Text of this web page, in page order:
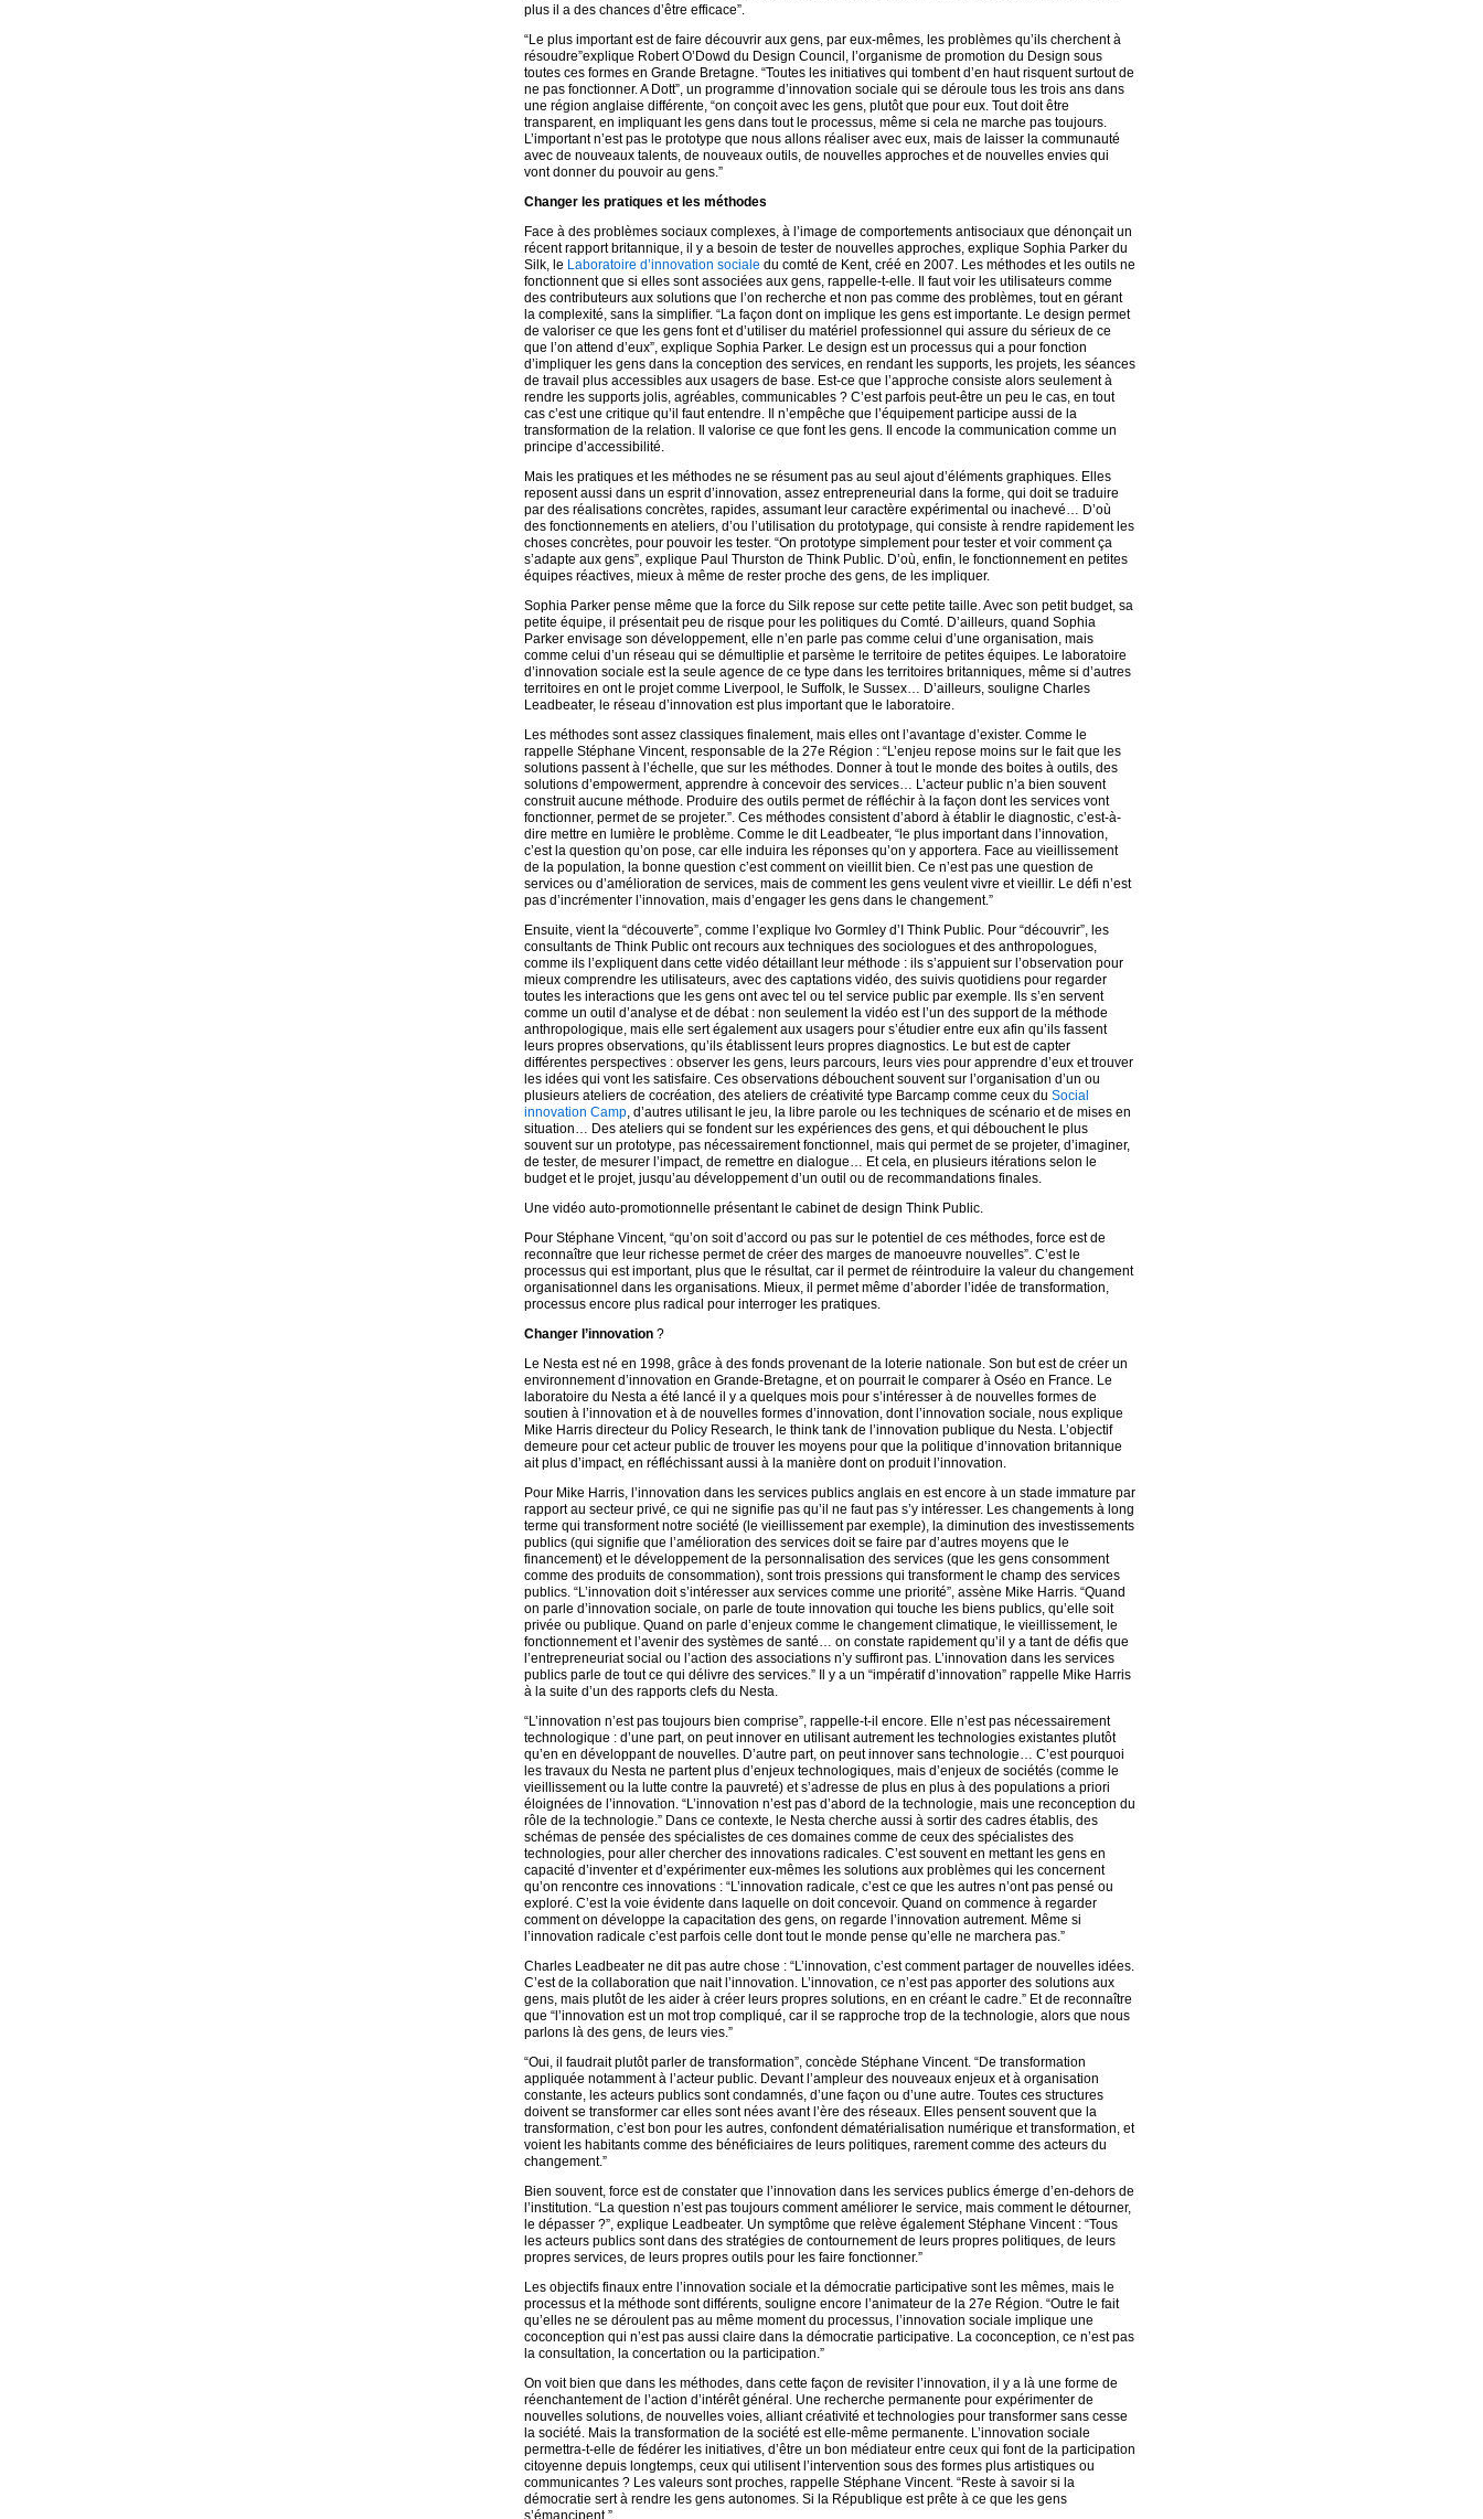
plus il a des chances d’être efficace”.
“Le plus important est de faire découvrir aux gens, par eux-mêmes, les problèmes qu’ils cherchent à
résoudre”explique Robert O’Dowd du Design Council, l’organisme de promotion du Design sous
toutes ces formes en Grande Bretagne. “Toutes les initiatives qui tombent d’en haut risquent surtout de
ne pas fonctionner. A Dott”, un programme d’innovation sociale qui se déroule tous les trois ans dans
une région anglaise différente, “on conçoit avec les gens, plutôt que pour eux. Tout doit être
transparent, en impliquant les gens dans tout le processus, même si cela ne marche pas toujours.
L’important n’est pas le prototype que nous allons réaliser avec eux, mais de laisser la communauté
avec de nouveaux talents, de nouveaux outils, de nouvelles approches et de nouvelles envies qui
vont donner du pouvoir au gens.”
Changer les pratiques et les méthodes
Face à des problèmes sociaux complexes, à l’image de comportements antisociaux que dénonçait un
récent rapport britannique, il y a besoin de tester de nouvelles approches, explique Sophia Parker du
Silk, le Laboratoire d’innovation sociale du comté de Kent, créé en 2007. Les méthodes et les outils ne
fonctionnent que si elles sont associées aux gens, rappelle-t-elle. Il faut voir les utilisateurs comme
des contributeurs aux solutions que l’on recherche et non pas comme des problèmes, tout en gérant
la complexité, sans la simplifier. “La façon dont on implique les gens est importante. Le design permet
de valoriser ce que les gens font et d’utiliser du matériel professionnel qui assure du sérieux de ce
que l’on attend d’eux”, explique Sophia Parker. Le design est un processus qui a pour fonction
d’impliquer les gens dans la conception des services, en rendant les supports, les projets, les séances
de travail plus accessibles aux usagers de base. Est-ce que l’approche consiste alors seulement à
rendre les supports jolis, agréables, communicables ? C’est parfois peut-être un peu le cas, en tout
cas c’est une critique qu’il faut entendre. Il n’empêche que l’équipement participe aussi de la
transformation de la relation. Il valorise ce que font les gens. Il encode la communication comme un
principe d’accessibilité.
Mais les pratiques et les méthodes ne se résument pas au seul ajout d’éléments graphiques. Elles
reposent aussi dans un esprit d’innovation, assez entrepreneurial dans la forme, qui doit se traduire
par des réalisations concrètes, rapides, assumant leur caractère expérimental ou inachevé… D’où
des fonctionnements en ateliers, d’ou l’utilisation du prototypage, qui consiste à rendre rapidement les
choses concrètes, pour pouvoir les tester. “On prototype simplement pour tester et voir comment ça
s’adapte aux gens”, explique Paul Thurston de Think Public. D’où, enfin, le fonctionnement en petites
équipes réactives, mieux à même de rester proche des gens, de les impliquer.
Sophia Parker pense même que la force du Silk repose sur cette petite taille. Avec son petit budget, sa
petite équipe, il présentait peu de risque pour les politiques du Comté. D’ailleurs, quand Sophia
Parker envisage son développement, elle n’en parle pas comme celui d’une organisation, mais
comme celui d’un réseau qui se démultiplie et parsème le territoire de petites équipes. Le laboratoire
d’innovation sociale est la seule agence de ce type dans les territoires britanniques, même si d’autres
territoires en ont le projet comme Liverpool, le Suffolk, le Sussex… D’ailleurs, souligne Charles
Leadbeater, le réseau d’innovation est plus important que le laboratoire.
Les méthodes sont assez classiques finalement, mais elles ont l’avantage d’exister. Comme le
rappelle Stéphane Vincent, responsable de la 27e Région : “L’enjeu repose moins sur le fait que les
solutions passent à l’échelle, que sur les méthodes. Donner à tout le monde des boites à outils, des
solutions d’empowerment, apprendre à concevoir des services… L’acteur public n’a bien souvent
construit aucune méthode. Produire des outils permet de réfléchir à la façon dont les services vont
fonctionner, permet de se projeter.”. Ces méthodes consistent d’abord à établir le diagnostic, c’est-à-
dire mettre en lumière le problème. Comme le dit Leadbeater, “le plus important dans l’innovation,
c’est la question qu’on pose, car elle induira les réponses qu’on y apportera. Face au vieillissement
de la population, la bonne question c’est comment on vieillit bien. Ce n’est pas une question de
services ou d’amélioration de services, mais de comment les gens veulent vivre et vieillir. Le défi n’est
pas d’incrémenter l’innovation, mais d’engager les gens dans le changement.”
Ensuite, vient la “découverte”, comme l’explique Ivo Gormley d’I Think Public. Pour “découvrir”, les
consultants de Think Public ont recours aux techniques des sociologues et des anthropologues,
comme ils l’expliquent dans cette vidéo détaillant leur méthode : ils s’appuient sur l’observation pour
mieux comprendre les utilisateurs, avec des captations vidéo, des suivis quotidiens pour regarder
toutes les interactions que les gens ont avec tel ou tel service public par exemple. Ils s’en servent
comme un outil d’analyse et de débat : non seulement la vidéo est l’un des support de la méthode
anthropologique, mais elle sert également aux usagers pour s’étudier entre eux afin qu’ils fassent
leurs propres observations, qu’ils établissent leurs propres diagnostics. Le but est de capter
différentes perspectives : observer les gens, leurs parcours, leurs vies pour apprendre d’eux et trouver
les idées qui vont les satisfaire. Ces observations débouchent souvent sur l’organisation d’un ou
plusieurs ateliers de cocréation, des ateliers de créativité type Barcamp comme ceux duSocial
innovation Camp, d’autres utilisant le jeu, la libre parole ou les techniques de scénario et de mises en
situation… Des ateliers qui se fondent sur les expériences des gens, et qui débouchent le plus
souvent sur un prototype, pas nécessairement fonctionnel, mais qui permet de se projeter, d’imaginer,
de tester, de mesurer l’impact, de remettre en dialogue… Et cela, en plusieurs itérations selon le
budget et le projet, jusqu’au développement d’un outil ou de recommandations finales.
Une vidéo auto-promotionnelle présentant le cabinet de design Think Public.
Pour Stéphane Vincent, “qu’on soit d’accord ou pas sur le potentiel de ces méthodes, force est de
reconnaître que leur richesse permet de créer des marges de manoeuvre nouvelles”. C’est le
processus qui est important, plus que le résultat, car il permet de réintroduire la valeur du changement
organisationnel dans les organisations. Mieux, il permet même d’aborder l’idée de transformation,
processus encore plus radical pour interroger les pratiques.
Changer l’innovation ?
Le Nesta est né en 1998, grâce à des fonds provenant de la loterie nationale. Son but est de créer un
environnement d’innovation en Grande-Bretagne, et on pourrait le comparer à Oséo en France. Le
laboratoire du Nesta a été lancé il y a quelques mois pour s’intéresser à de nouvelles formes de
soutien à l’innovation et à de nouvelles formes d’innovation, dont l’innovation sociale, nous explique
Mike Harris directeur du Policy Research, le think tank de l’innovation publique du Nesta. L’objectif
demeure pour cet acteur public de trouver les moyens pour que la politique d’innovation britannique
ait plus d’impact, en réfléchissant aussi à la manière dont on produit l’innovation.
Pour Mike Harris, l’innovation dans les services publics anglais en est encore à un stade immature par
rapport au secteur privé, ce qui ne signifie pas qu’il ne faut pas s’y intéresser. Les changements à long
terme qui transforment notre société (le vieillissement par exemple), la diminution des investissements
publics (qui signifie que l’amélioration des services doit se faire par d’autres moyens que le
financement) et le développement de la personnalisation des services (que les gens consomment
comme des produits de consommation), sont trois pressions qui transforment le champ des services
publics. “L’innovation doit s’intéresser aux services comme une priorité”, assène Mike Harris. “Quand
on parle d’innovation sociale, on parle de toute innovation qui touche les biens publics, qu’elle soit
privée ou publique. Quand on parle d’enjeux comme le changement climatique, le vieillissement, le
fonctionnement et l’avenir des systèmes de santé… on constate rapidement qu’il y a tant de défis que
l’entrepreneuriat social ou l’action des associations n’y suffiront pas. L’innovation dans les services
publics parle de tout ce qui délivre des services.” Il y a un “impératif d’innovation” rappelle Mike Harris
à la suite d’un des rapports clefs du Nesta.
“L’innovation n’est pas toujours bien comprise”, rappelle-t-il encore. Elle n’est pas nécessairement
technologique : d’une part, on peut innover en utilisant autrement les technologies existantes plutôt
qu’en en développant de nouvelles. D’autre part, on peut innover sans technologie… C’est pourquoi
les travaux du Nesta ne partent plus d’enjeux technologiques, mais d’enjeux de sociétés (comme le
vieillissement ou la lutte contre la pauvreté) et s’adresse de plus en plus à des populations a priori
éloignées de l’innovation. “L’innovation n’est pas d’abord de la technologie, mais une reconception du
rôle de la technologie.” Dans ce contexte, le Nesta cherche aussi à sortir des cadres établis, des
schémas de pensée des spécialistes de ces domaines comme de ceux des spécialistes des
technologies, pour aller chercher des innovations radicales. C’est souvent en mettant les gens en
capacité d’inventer et d’expérimenter eux-mêmes les solutions aux problèmes qui les concernent
qu’on rencontre ces innovations : “L’innovation radicale, c’est ce que les autres n’ont pas pensé ou
exploré. C’est la voie évidente dans laquelle on doit concevoir. Quand on commence à regarder
comment on développe la capacitation des gens, on regarde l’innovation autrement. Même si
l’innovation radicale c’est parfois celle dont tout le monde pense qu’elle ne marchera pas.”
Charles Leadbeater ne dit pas autre chose : “L’innovation, c’est comment partager de nouvelles idées.
C’est de la collaboration que nait l’innovation. L’innovation, ce n’est pas apporter des solutions aux
gens, mais plutôt de les aider à créer leurs propres solutions, en en créant le cadre.” Et de reconnaître
que “l’innovation est un mot trop compliqué, car il se rapproche trop de la technologie, alors que nous
parlons là des gens, de leurs vies.”
“Oui, il faudrait plutôt parler de transformation”, concède Stéphane Vincent. “De transformation
appliquée notamment à l’acteur public. Devant l’ampleur des nouveaux enjeux et à organisation
constante, les acteurs publics sont condamnés, d’une façon ou d’une autre. Toutes ces structures
doivent se transformer car elles sont nées avant l’ère des réseaux. Elles pensent souvent que la
transformation, c’est bon pour les autres, confondent dématérialisation numérique et transformation, et
voient les habitants comme des bénéficiaires de leurs politiques, rarement comme des acteurs du
changement.”
Bien souvent, force est de constater que l’innovation dans les services publics émerge d’en-dehors de
l’institution. “La question n’est pas toujours comment améliorer le service, mais comment le détourner,
le dépasser ?”, explique Leadbeater. Un symptôme que relève également Stéphane Vincent : “Tous
les acteurs publics sont dans des stratégies de contournement de leurs propres politiques, de leurs
propres services, de leurs propres outils pour les faire fonctionner.”
Les objectifs finaux entre l’innovation sociale et la démocratie participative sont les mêmes, mais le
processus et la méthode sont différents, souligne encore l’animateur de la 27e Région. “Outre le fait
qu’elles ne se déroulent pas au même moment du processus, l’innovation sociale implique une
coconception qui n’est pas aussi claire dans la démocratie participative. La coconception, ce n’est pas
la consultation, la concertation ou la participation.”
On voit bien que dans les méthodes, dans cette façon de revisiter l’innovation, il y a là une forme de
réenchantement de l’action d’intérêt général. Une recherche permanente pour expérimenter de
nouvelles solutions, de nouvelles voies, alliant créativité et technologies pour transformer sans cesse
la société. Mais la transformation de la société est elle-même permanente. L’innovation sociale
permettra-t-elle de fédérer les initiatives, d’être un bon médiateur entre ceux qui font de la participation
citoyenne depuis longtemps, ceux qui utilisent l’intervention sous des formes plus artistiques ou
communicantes ? Les valeurs sont proches, rappelle Stéphane Vincent. “Reste à savoir si la
démocratie sert à rendre les gens autonomes. Si la République est prête à ce que les gens
s’émancipent.”